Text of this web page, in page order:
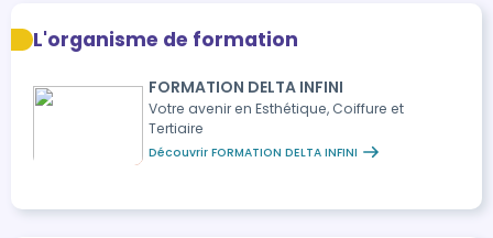
L'organisme de formation
FORMATION DELTA INFINI
Votre avenir en Esthétique, Coiffure et
Tertiaire
Découvrir FORMATION DELTA INFINI